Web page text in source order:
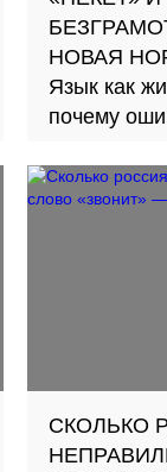
НОВАЯ
Язык как
почему
СКОЛЬКО